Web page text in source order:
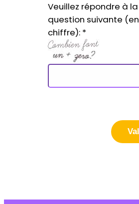
Veuillez répondre à la
question suivante (en
chiffre): *